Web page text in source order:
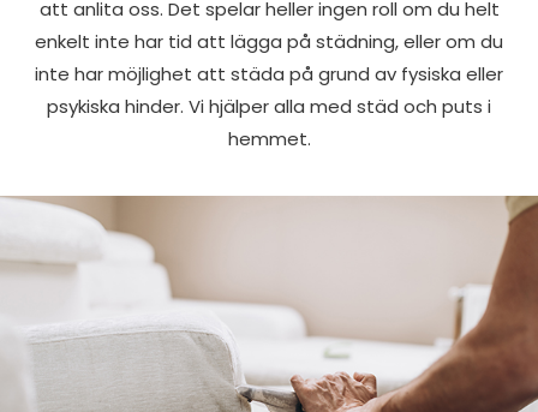
att anlita oss. Det spelar heller ingen roll om du helt
enkelt inte har tid att lägga på städning, eller om du
inte har möjlighet att städa på grund av fysiska eller
psykiska hinder. Vi hjälper alla med städ och puts i
hemmet.